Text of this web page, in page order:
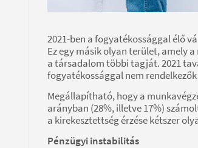
2021-ben a fogyatékossággal élő
Ez egy másik olyan terület, amely
a társadalom többi tagját. 2021
fogyatékossággal nem
Megállapítható, hogy a
arányban (28%, illetve 17%)
a kirekesztettség érzése kétszer
Pénzügyi instabilitás